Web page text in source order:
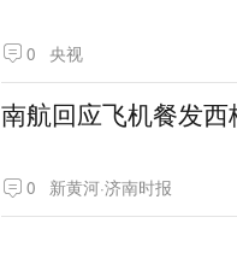
0 央视
南航回应飞机餐发西
0 新黄河·济南时报